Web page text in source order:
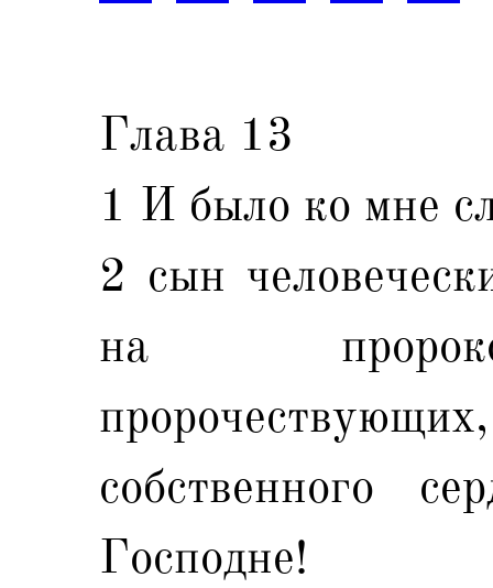
Глава 13
1 И было ко мне
2 сын
на
собственного
Господне!